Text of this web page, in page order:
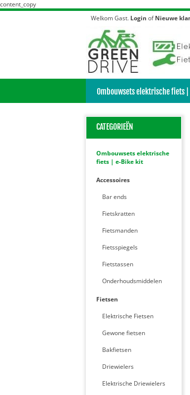
content_copy
Welkom Gast. Login of Nieuwe
Ombouwsets elektrische fiets
CATEGORIEËN
Ombouwsets elektrische
fiets | e-Bike kit
Accessoires
Bar ends
Fietskratten
Fietsmanden
Fietsspiegels
Fietstassen
Onderhoudsmiddelen
Fietsen
Elektrische Fietsen
Gewone fietsen
Bakfietsen
Driewielers
Elektrische Driewielers